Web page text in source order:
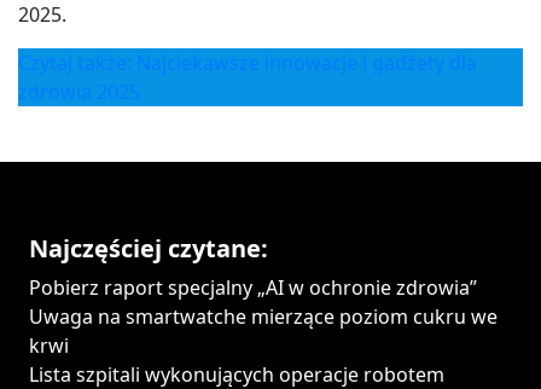
2025.
Czytaj także: Najciekawsze innowacje i gadżety dla
zdrowia 2025
Najczęściej czytane:
Pobierz raport specjalny „AI w ochronie zdrowia”
Uwaga na smartwatche mierzące poziom cukru we
krwi
Lista szpitali wykonujących operacje robotem